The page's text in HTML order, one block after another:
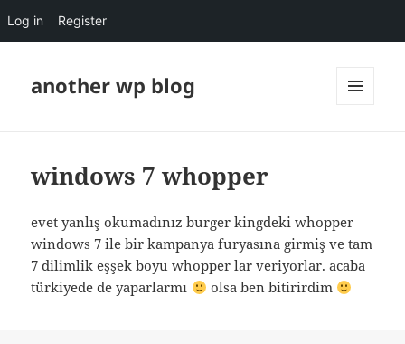
Log in Register
another wp blog
windows 7 whopper
evet yanlış okumadınız burger kingdeki whopper
windows 7 ile bir kampanya furyasına girmiş ve tam
7 dilimlik eşşek boyu whopper lar veriyorlar. acaba
türkiyede de yaparlarmı
olsa ben bitirirdim